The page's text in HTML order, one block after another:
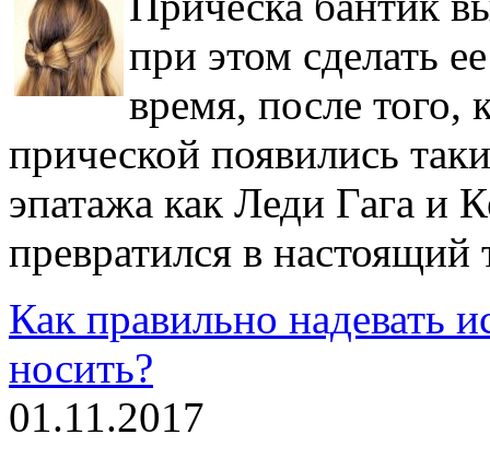
при этом сделать
время, после того,
прической появились
эпатажа как Леди Гага и
превратился в настоящий
Как правильно надевать
носить?
01.11.2017